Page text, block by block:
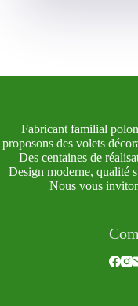
Fabricant familial
proposons des volets
Des centaines de
Design moderne, qualité
Nous vous